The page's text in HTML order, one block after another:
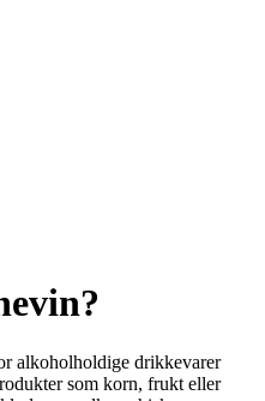
alkoholholdige drikkevarer
som korn, frukt eller